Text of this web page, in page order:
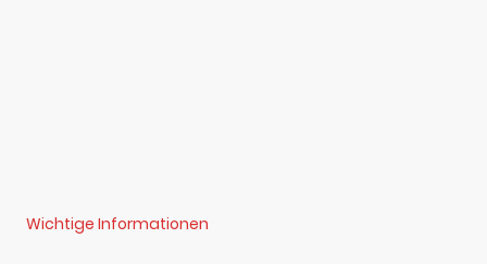
Wichtige Informationen